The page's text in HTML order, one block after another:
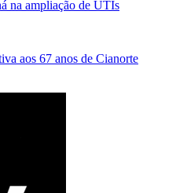
na ampliação de UTIs
aos 67 anos de Cianorte